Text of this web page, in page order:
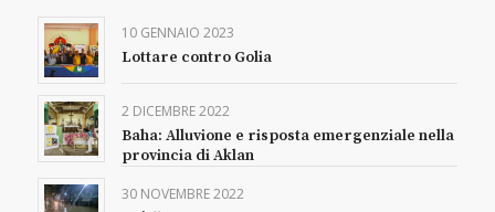
10 GENNAIO 2023
Lottare contro Golia
2 DICEMBRE 2022
Baha: Alluvione e risposta emergenziale nella
provincia di Aklan
30 NOVEMBRE 2022